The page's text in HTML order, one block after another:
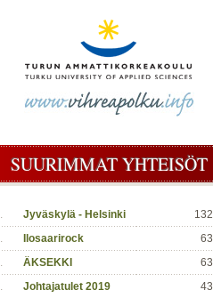
SUURIMMAT YHTEISÖT
Jyväskylä - Helsinki
132
Ilosaarirock
63
ÄKSEKKI
63
Johtajatulet 2019
43